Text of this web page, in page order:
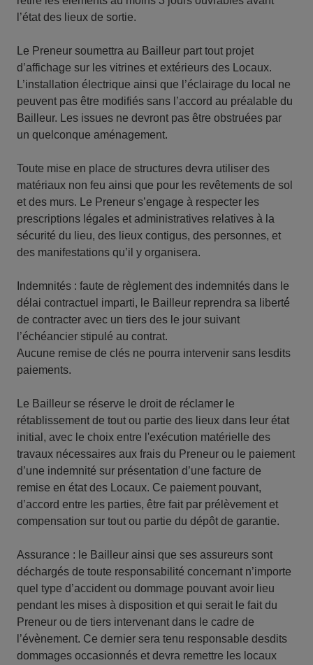
l’état des lieux de sortie.
Le Preneur soumettra au Bailleur part tout projet
d’affichage sur les vitrines et extérieurs des Locaux.
L’installation électrique ainsi que l’éclairage du local ne
peuvent pas être modifiés sans l’accord au préalable du
Bailleur. Les issues ne devront pas être obstruées par
un quelconque aménagement.
Toute mise en place de structures devra utiliser des
matériaux non feu ainsi que pour les revêtements de sol
et des murs. Le Preneur s’engage à respecter les
prescriptions légales et administratives relatives à la
sécurité du lieu, des lieux contigus, des personnes, et
des manifestations qu’il y organisera.
Indemnités : faute de règlement des indemnités dans le
délai contractuel imparti, le Bailleur reprendra sa liberté́
de contracter avec un tiers des le jour suivant
l’échéancier stipulé au contrat.
Aucune remise de clés ne pourra intervenir sans lesdits
paiements.
Le Bailleur se réserve le droit de réclamer le
rétablissement de tout ou partie des lieux dans leur état
initial, avec le choix entre l'exécution matérielle des
travaux nécessaires aux frais du Preneur ou le paiement
d’une indemnité sur présentation d’une facture de
remise en état des Locaux. Ce paiement pouvant,
d’accord entre les parties, être fait par prélèvement et
compensation sur tout ou partie du dépôt de garantie.
Assurance : le Bailleur ainsi que ses assureurs sont
déchargés de toute responsabilité concernant n’importe
quel type d’accident ou dommage pouvant avoir lieu
pendant les mises à disposition et qui serait le fait du
Preneur ou de tiers intervenant dans le cadre de
l’évènement. Ce dernier sera tenu responsable desdits
dommages occasionnés et devra remettre les locaux